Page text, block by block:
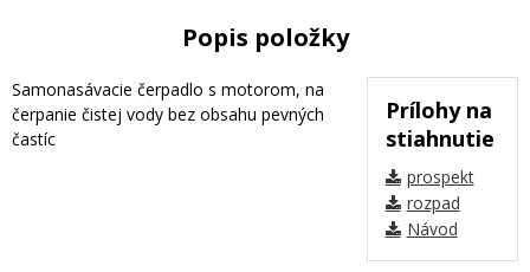
Popis položky
Prílohy na
stiahnutie
prospekt
rozpad
Návod
Samonasávacie čerpadlo s motorom, na
čerpanie čistej vody bez obsahu pevných
častíc